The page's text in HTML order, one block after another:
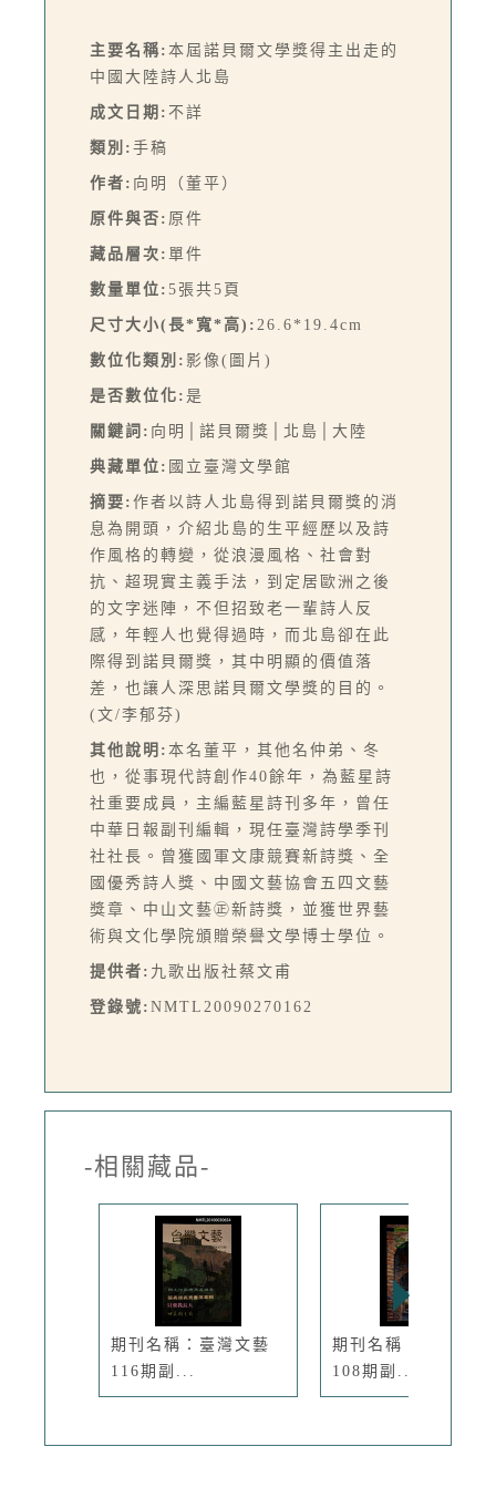
主要名稱: 本屆諾貝爾文學獎得主出走的
中國大陸詩人北島
成文日期: 不詳
類別: 手稿
作者: 向明（董平）
原件與否: 原件
藏品層次: 單件
數量單位: 5張共5頁
尺寸大小(長*寬*高): 26.6*19.4cm
數位化類別: 影像(圖片)
是否數位化: 是
關鍵詞: 向明│諾貝爾獎│北島│大陸
典藏單位: 國立臺灣文學館
摘要: 作者以詩人北島得到諾貝爾獎的消
息為開頭，介紹北島的生平經歷以及詩
作風格的轉變，從浪漫風格、社會對
抗、超現實主義手法，到定居歐洲之後
的文字迷陣，不但招致老一輩詩人反
感，年輕人也覺得過時，而北島卻在此
際得到諾貝爾獎，其中明顯的價值落
差，也讓人深思諾貝爾文學獎的目的。
(文/李郁芬)
其他說明: 本名董平，其他名仲弟、冬
也，從事現代詩創作40餘年，為藍星詩
社重要成員，主編藍星詩刊多年，曾任
中華日報副刊編輯，現任臺灣詩學季刊
社社長。曾獲國軍文康競賽新詩獎、全
國優秀詩人獎、中國文藝協會五四文藝
獎章、中山文藝㊣新詩獎，並獲世界藝
術與文化學院頒贈榮譽文學博士學位。
提供者: 九歌出版社蔡文甫
登錄號: NMTL20090270162
-相關藏品-
期刊名稱：臺灣文藝
116期副...
期刊名稱：臺灣文藝
108期副...